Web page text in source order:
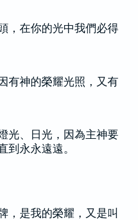
，在你的光中我們必得
有神的榮耀光照，又有
光、日光，因為主神要
到永永遠遠。
，是我的榮耀，又是叫